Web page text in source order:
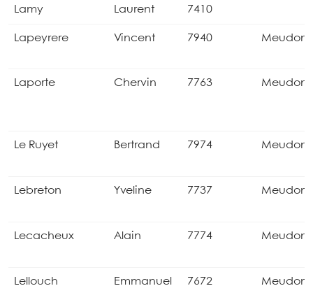
Lamy Laurent 7410
Lapeyrere Vincent 7940 Meudon
Laporte Chervin 7763 Meudon
Le Ruyet Bertrand 7974 Meudon
Lebreton Yveline 7737 Meudon
Lecacheux Alain 7774 Meudon
Lellouch Emmanuel 7672 Meudon